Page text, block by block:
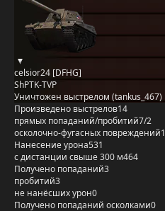
celsior24 [DFHG]
ShPTK-TVP
Уничтожен выстрелом (tankus_467)
Произведено выстрелов14
прямых попаданий/пробитий7/2
осколочно-фугасных повреждений1
Нанесение урона531
с дистанции свыше 300 м464
Получено попаданий3
пробитий3
не нанёсших урон0
Получено попаданий осколками0